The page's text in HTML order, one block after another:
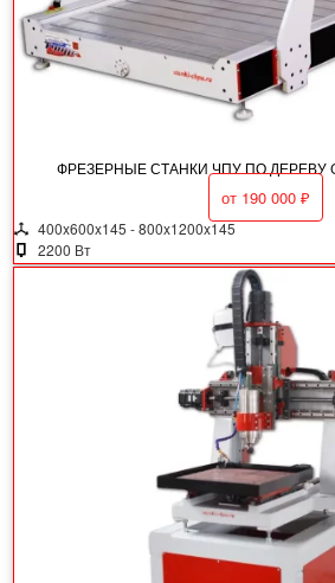
ФРЕЗЕРНЫЕ СТАНКИ ЧПУ ПО ДЕРЕВУ
от 190 000 ₽
400x600x145 - 800x1200x145
2200 Вт